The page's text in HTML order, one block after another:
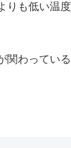
も低い温
わってい